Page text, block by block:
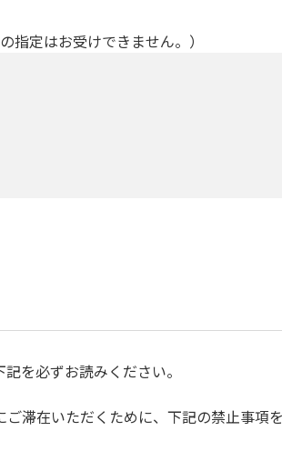
定はお受けできません。）
を必ずお読みください。
滞在いただくために、下記の禁止事項